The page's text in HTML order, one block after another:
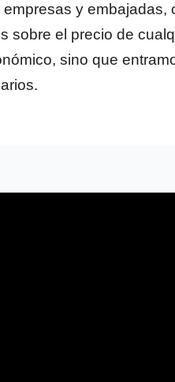
y embajadas,
sobre el precio de
sino que